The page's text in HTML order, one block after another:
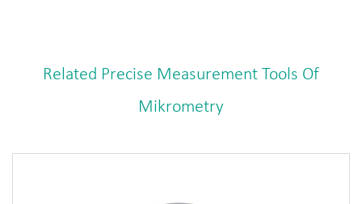
Related Precise Measurement Tools Of
Mikrometry